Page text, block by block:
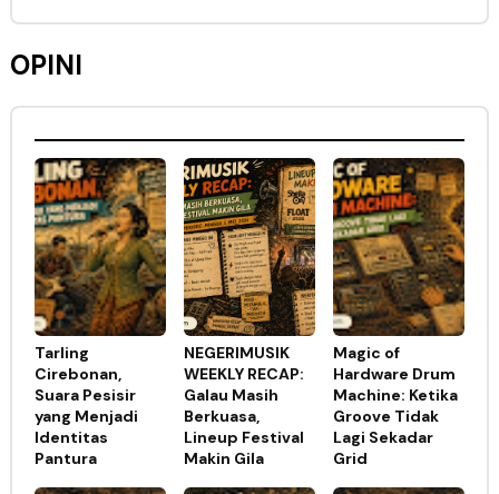
OPINI
Tarling
Cirebonan,
Suara Pesisir
yang Menjadi
Identitas
Pantura
NEGERIMUSIK
WEEKLY RECAP:
Galau Masih
Berkuasa,
Lineup Festival
Makin Gila
Magic of
Hardware Drum
Machine: Ketika
Groove Tidak
Lagi Sekadar
Grid